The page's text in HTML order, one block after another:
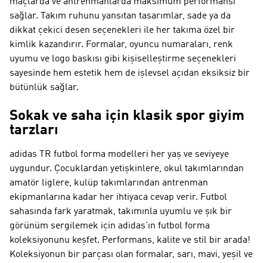
sağlar. Takım ruhunu yansıtan tasarımlar, sade ya da
dikkat çekici desen seçenekleri ile her takıma özel bir
kimlik kazandırır. Formalar, oyuncu numaraları, renk
uyumu ve logo baskısı gibi kişiselleştirme seçenekleri
sayesinde hem estetik hem de işlevsel açıdan eksiksiz bir
bütünlük sağlar.
Sokak ve saha için klasik spor giyim
tarzları
adidas TR futbol forma modelleri her yaş ve seviyeye
uygundur. Çocuklardan yetişkinlere, okul takımlarından
amatör liglere, kulüp takımlarından antrenman
ekipmanlarına kadar her ihtiyaca cevap verir. Futbol
sahasında fark yaratmak, takımınla uyumlu ve şık bir
görünüm sergilemek için adidas'ın futbol forma
koleksiyonunu keşfet. Performans, kalite ve stil bir arada!
Koleksiyonun bir parçası olan formalar, sarı, mavi, yeşil ve